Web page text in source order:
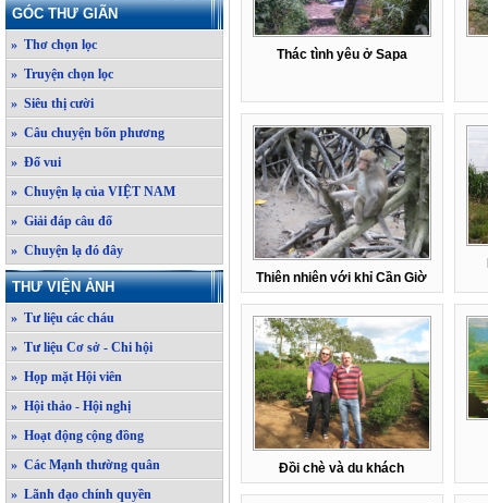
GÓC THƯ GIÃN
» Thơ chọn lọc
» Truyện chọn lọc
» Siêu thị cười
» Câu chuyện bốn phương
» Đố vui
» Chuyện lạ của VIỆT NAM
» Giải đáp câu đố
» Chuyện lạ đó đây
THƯ VIỆN ẢNH
» Tư liệu các cháu
» Tư liệu Cơ sở - Chi hội
» Họp mặt Hội viên
» Hội thảo - Hội nghị
» Hoạt động cộng đồng
» Các Mạnh thường quân
» Lãnh đạo chính quyền
Thác tình yêu ở Sapa
Thiên nhiên với khỉ Cần Giờ
Đồi chè và du khách